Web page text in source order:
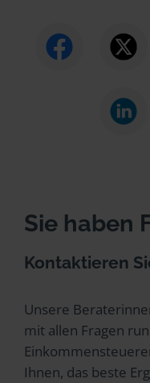
Sie haben
Kontaktieren
Unsere
mit allen Fragen
Ihnen, das beste